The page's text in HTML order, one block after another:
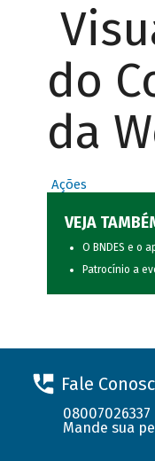
do
da
Ações
VEJA
O BNDES e o
Patrocínio a
Fale
08007026337
Mande sua